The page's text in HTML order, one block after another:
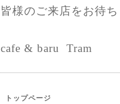
皆様のご来店をお待
cafe & baru Tram
トップページ